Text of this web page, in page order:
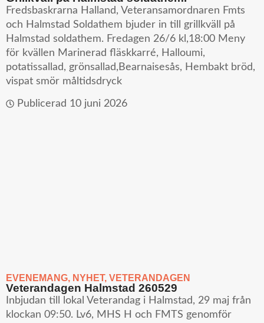
Fredsbaskrarna Halland, Veteransamordnaren Fmts
och Halmstad Soldathem bjuder in till grillkväll på
Halmstad soldathem. Fredagen 26/6 kl,18:00 Meny
för kvällen Marinerad fläskkarré, Halloumi,
potatissallad, grönsallad,Bearnaisesås, Hembakt bröd,
vispat smör måltidsdryck
Publicerad 10 juni 2026
EVENEMANG, NYHET, VETERANDAGEN
Veterandagen Halmstad 260529
Inbjudan till lokal Veterandag i Halmstad, 29 maj från
klockan 09:50. Lv6, MHS H och FMTS genomför